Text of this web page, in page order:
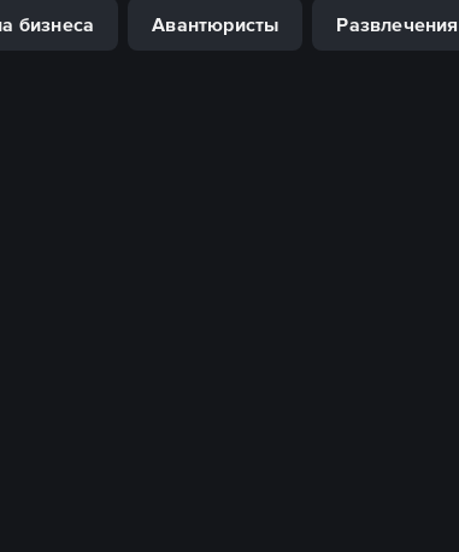
бизнеса Авантюристы